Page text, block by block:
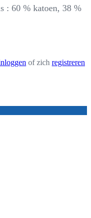
: 60 % katoen, 38 %
of zich registreren